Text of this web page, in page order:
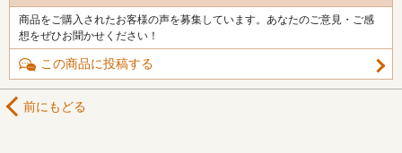
商品をご購入されたお客様の声を募集しています。あなたのご意見・ご感
想をぜひお聞かせください！
この商品に投稿する
前にもどる